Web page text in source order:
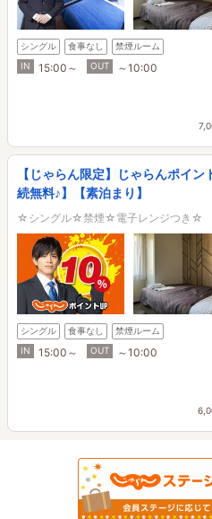
シングル 食事なし
禁煙ルーム
IN
15:00～ OUT ～10:00
【じゃらん限定】じゃらんポイ
続無料♪】【素泊まり】
☆シングル☆禁煙☆電子レンジつき☆
シングル 食事なし
禁煙ルーム
IN
15:00～ OUT ～10:00